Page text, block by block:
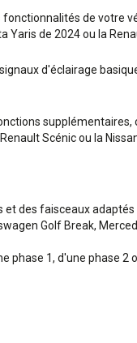
de votre
Yaris de 2024 ou la
d'éclairage
Scénic ou la Nissan
des faisceaux
Golf Break,
1, d'une phase